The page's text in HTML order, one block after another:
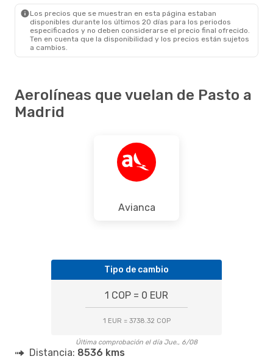
Los precios que se muestran en esta página estaban
disponibles durante los últimos 20 días para los periodos
especificados y no deben considerarse el precio final ofrecido.
Ten en cuenta que la disponibilidad y los precios están sujetos
a cambios.
Aerolíneas que vuelan de Pasto a
Madrid
Avianca
Tipo de cambio
1 COP = 0 EUR
1 EUR = 3738.32 COP
Última comprobación el día Jue., 6/08
Distancia: 8536 kms